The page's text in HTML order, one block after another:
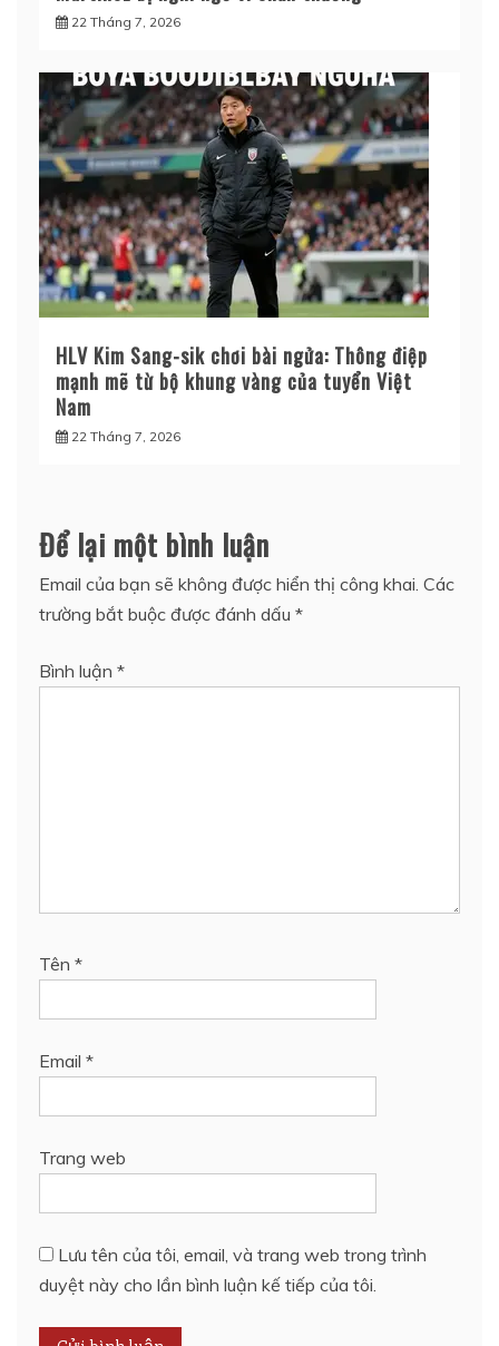
22 Tháng 7, 2026
HLV Kim Sang-sik chơi bài ngửa: Thông điệp
mạnh mẽ từ bộ khung vàng của tuyển Việt
Nam
22 Tháng 7, 2026
Để lại một bình luận
Email của bạn sẽ không được hiển thị công khai. Các
trường bắt buộc được đánh dấu *
Bình luận *
Tên *
Email *
Trang web
Lưu tên của tôi, email, và trang web trong trình
duyệt này cho lần bình luận kế tiếp của tôi.